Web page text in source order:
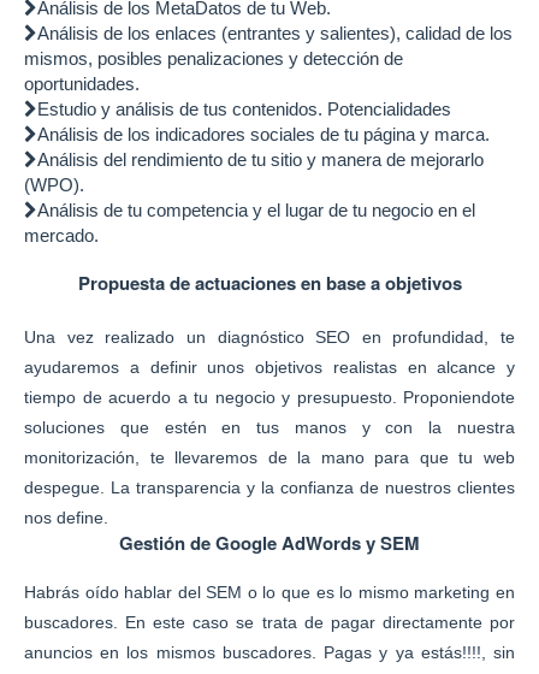
Análisis de los MetaDatos de tu Web.
Análisis de los enlaces (entrantes y salientes), calidad de los
mismos, posibles penalizaciones y detección de
oportunidades.
Estudio y análisis de tus contenidos. Potencialidades
Análisis de los indicadores sociales de tu página y marca.
Análisis del rendimiento de tu sitio y manera de mejorarlo
(WPO).
Análisis de tu competencia y el lugar de tu negocio en el
mercado.
Propuesta de actuaciones en base a objetivos
Una vez realizado un diagnóstico SEO en profundidad, te
ayudaremos a definir unos objetivos realistas en alcance y
tiempo de acuerdo a tu negocio y presupuesto. Proponiendote
soluciones que estén en tus manos y con la nuestra
monitorización, te llevaremos de la mano para que tu web
despegue. La transparencia y la confianza de nuestros clientes
nos define.
Gestión de Google AdWords y SEM
Habrás oído hablar del SEM o lo que es lo mismo marketing en
buscadores. En este caso se trata de pagar directamente por
anuncios en los mismos buscadores. Pagas y ya estás!!!!, sin